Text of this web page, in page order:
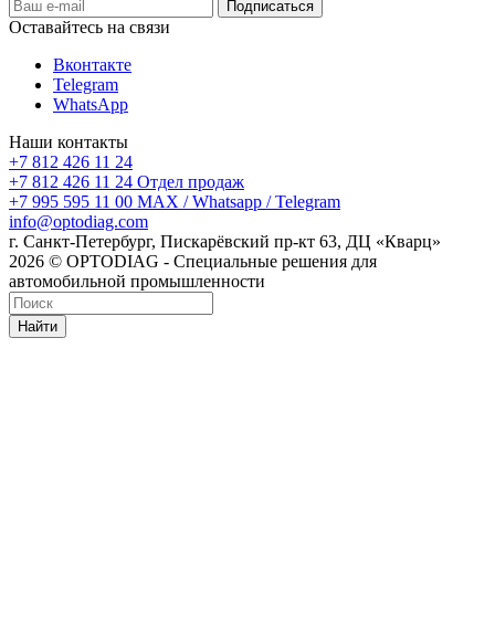
Оставайтесь на связи
Вконтакте
Telegram
WhatsApp
Наши контакты
+7 812 426 11 24
+7 812 426 11 24 Отдел продаж
+7 995 595 11 00 MAX / Whatsapp / Telegram
info@optodiag.com
г. Санкт-Петербург, Пискарёвский пр-кт 63, ДЦ «Кварц»
2026 © OPTODIAG - Специальные решения для
автомобильной промышленности
Найти